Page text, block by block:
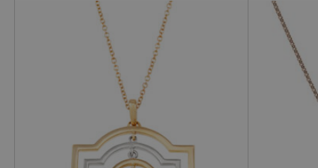
PALUMBO & GIGANTE
Palumbo & Gigante
Diamanti